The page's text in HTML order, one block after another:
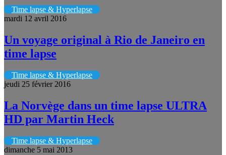
Time lapse & Hyperlapse
mardi 12 avril 2016
Un voyage original à Rio de Janeiro en
time lapse
Time lapse & Hyperlapse
jeudi 25 février 2016
La Norvège dans un time lapse ULTRA
HD par Martin Heck
Time lapse & Hyperlapse
dimanche 5 mai 2013